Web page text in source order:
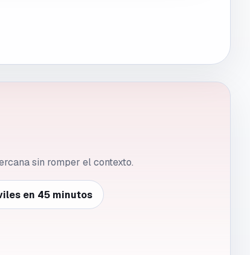
sin romper el contexto.
en 45 minutos